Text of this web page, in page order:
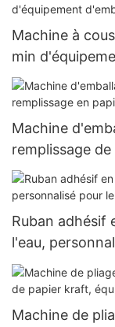
Machine à
min
Machine
remplissage
Ruban adhésif
l'eau,
Machine de